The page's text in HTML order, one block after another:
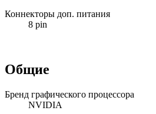
Коннекторы доп. питания
8 pin
Общие
Бренд графического процессора
NVIDIA